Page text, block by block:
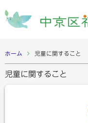
ホーム 児童に関すること
児童に関すること